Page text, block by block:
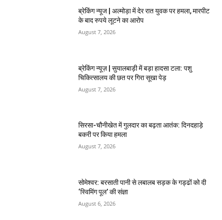
ब्रेकिंग न्यूज | अल्मोड़ा में देर रात युवक पर हमला, मारपीट
के बाद रुपये लूटने का आरोप
August 7, 2026
ब्रेकिंग न्यूज़ | सुयालबाड़ी में बड़ा हादसा टला: पशु
चिकित्सालय की छत पर गिरा सूखा पेड़
August 7, 2026
सिरसा-चौनीखेत में गुलदार का बढ़ता आतंक: दिनदहाड़े
बकरी पर किया हमला
August 7, 2026
सोमेश्वर: बरसाती पानी से लबालब सड़क के गड्ढों को दी
‘स्विमिंग पूल’ की संज्ञा
August 6, 2026